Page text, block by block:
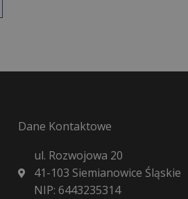
Dane Kontaktowe
ul. Rozwojowa 20
41-103 Siemianowice Śląskie
NIP: 6443235314